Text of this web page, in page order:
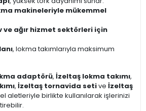
makineleriyle mükemmel
ağır hizmet sektörleri için
, lokma takımlarıyla maksimum
adaptörü, İzeltaş lokma takımı,
, İzeltaş tornavida setive İzeltaş
aletleriyle birlikte kullanılarak işlerinizi